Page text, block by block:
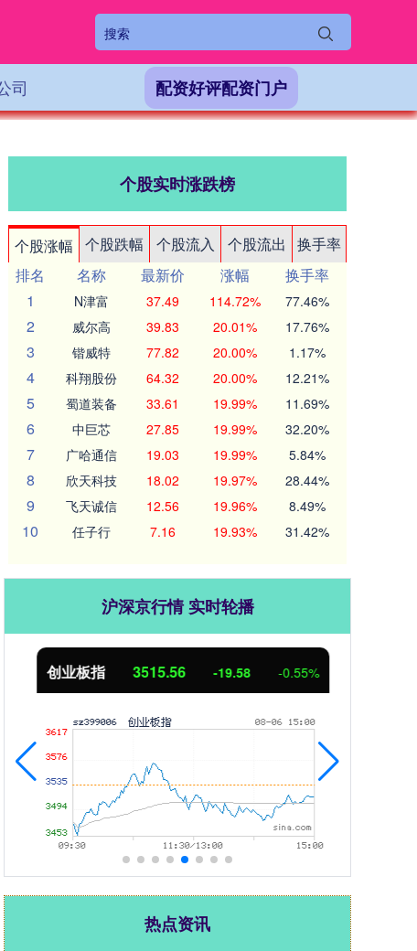
司 配资好评配资门户
个股实时涨跌榜
个股涨幅 个股跌幅 个股流入 个股流出
换手率
排名
名称 最新价 涨幅
换手率
1
N津富 37.49 114.72% 77.46%
2 威尔高 39.83 20.01% 17.76%
3 锴威特 77.82 20.00% 1.17%
4 科翔股份 64.32 20.00% 12.21%
5 蜀道装备 33.61 19.99% 11.69%
6 中巨芯 27.85 19.99% 32.20%
7 广哈通信 19.03 19.99% 5.84%
8 欣天科技 18.02 19.97% 28.44%
9 飞天诚信 12.56 19.96% 8.49%
10 任子行 7.16 19.93% 31.42%
沪深京行情 实时轮播
创业板指 3515.56 -19.58 -0.55%
热点资讯